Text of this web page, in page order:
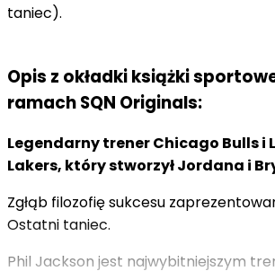
taniec).
Opis z okładki książki
ramach SQN Originals:
Legendarny trener Chicago Bulls i
Lakers, który stworzył Jordana i
Zgłąb filozofię sukcesu
Ostatni taniec.
Phil Jackson jest najwybitniejszym